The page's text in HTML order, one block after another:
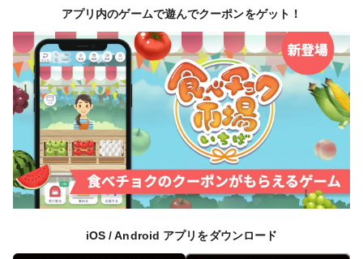
アプリ内のゲームで遊んでクーポンをゲット！
iOS / Android アプリをダウンロード